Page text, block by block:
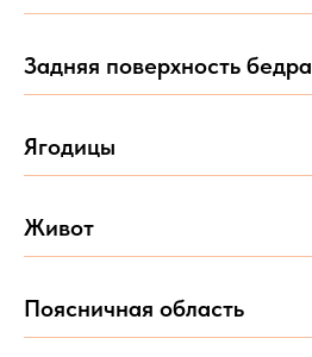
Задняя поверхность бедра
Ягодицы
Живот
Поясничная область